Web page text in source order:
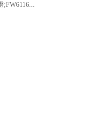
;FW6116...